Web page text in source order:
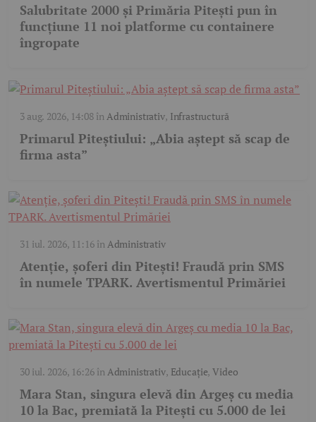
Salubritate 2000 și Primăria Pitești pun în
funcțiune 11 noi platforme cu containere
îngropate
3 aug. 2026, 14:08înAdministrativ, Infrastructură
Primarul Piteștiului: „Abia aștept să scap de
firma asta”
31 iul. 2026, 11:16înAdministrativ
Atenție, șoferi din Pitești! Fraudă prin SMS
în numele TPARK. Avertismentul Primăriei
30 iul. 2026, 16:26înAdministrativ, Educație,Video
Mara Stan, singura elevă din Argeș cu media
10 la Bac, premiată la Pitești cu 5.000 de lei